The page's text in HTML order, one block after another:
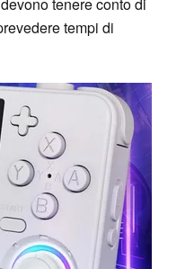
tempi di